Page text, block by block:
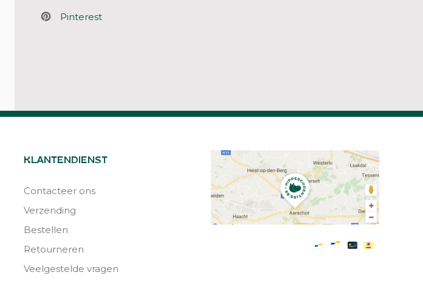
Pinterest
KLANTENDIENST
Contacteer ons
Verzending
Bestellen
Retourneren
Veelgestelde vragen